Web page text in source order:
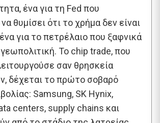
ένα για τη Fed που
θυμίσει ότι το χρήμα δεν είναι
για το πετρέλαιο που ξαφνικά
γεωπολιτική. Το chip trade, που
σαν θρησκεία
δέχεται το πρώτο σοβαρό
Samsung, SK Hynix,
centers, supply chains και